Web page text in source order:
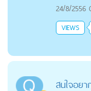
24/8/2556
VIEWS
สนใจอย